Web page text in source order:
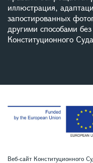
иллюстрация,
запостированных
другими способами
Конституционного
Веб-сайт Конституционного